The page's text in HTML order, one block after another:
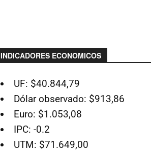
INDICADORES ECONOMICOS
UF: $40.844,79
Dólar observado: $913,86
Euro: $1.053,08
IPC: -0.2
UTM: $71.649,00